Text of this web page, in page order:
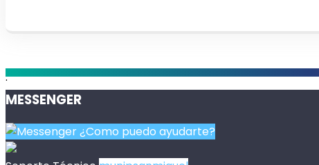
.
MESSENGER
¿Como puedo ayudarte?